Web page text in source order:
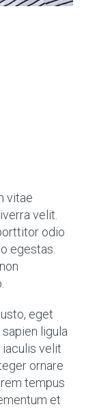
vitae
velit.
odio
egestas.
eget
ligula
velit
ornare
tempus
et